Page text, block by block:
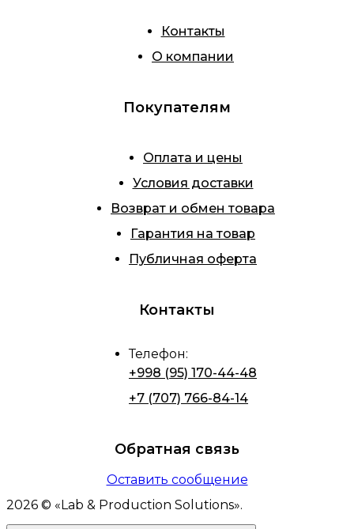
Контакты
О компании
Покупателям
Оплата и цены
Условия доставки
Возврат и обмен товара
Гарантия на товар
Публичная оферта
Контакты
Телефон:
+998 (95) 170-44-48
+7 (707) 766-84-14
Обратная связь
Оставить сообщение
2026 © « Lab & Production Solutions».